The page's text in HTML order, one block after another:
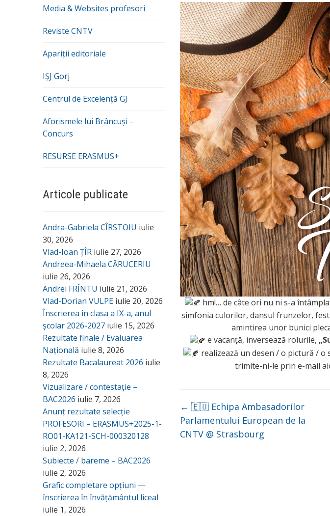
Media & Websites profesori
Reviste CNTV
Apariții editoriale
IȘJ Gorj
Centrul de Excelență GJ
Aforismele lui Brâncuși –
Concurs
RESURSE ERASMUS+
Articole publicate
Andra-Gabriela CÎRSTOIU iulie
30, 2026
Vlad-Ioan ȚÎR iulie 27, 2026
Andreea-Mihaela CĂRUCERIU
iulie 26, 2026
Andrei FRÎNTU iulie 21, 2026
Vlad-Dorian VULPE iulie 20, 2026
Înscrierea în clasa a IX-a, anul
școlar 2026-2027 iulie 15, 2026
Rezultate finale / Evaluarea
Națională iulie 8, 2026
Rezultate Bacalaureat 2026 iulie
8, 2026
Vizualizare / contestație –
BAC2026 iulie 7, 2026
Anunț rezultate selecție
PROFESORI – ERASMUS+2025-1-
RO01-KA121-SCH-000320128
iulie 2, 2026
Subiecte / bareme – BAC2026
iulie 2, 2026
Grafic completare opțiuni —
înscrierea în învățământul liceal
iulie 1, 2026
hm!… de câte ori nu ni s-a
simfonia culorilor, dansul frunzelor,
amintirea unor bunici
e vacanță, inversează rolurile,
realizează un desen / o pictură /
trimite-ni-le prin e-mail
← 🇪🇺 Echipa Ambasadorilor
Parlamentului European de la
CNTV @ Strasbourg